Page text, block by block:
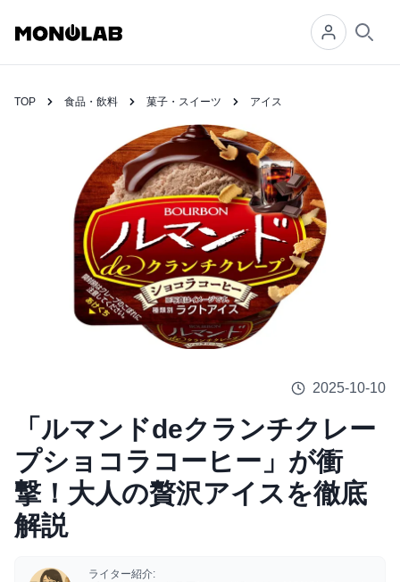
TOP 食品・飲料 菓子・スイーツ アイス
2025-10-10
「ルマンドdeクランチクレー
プショコラコーヒー」が衝
撃！大人の贅沢アイスを徹底
解説
ライター紹介: